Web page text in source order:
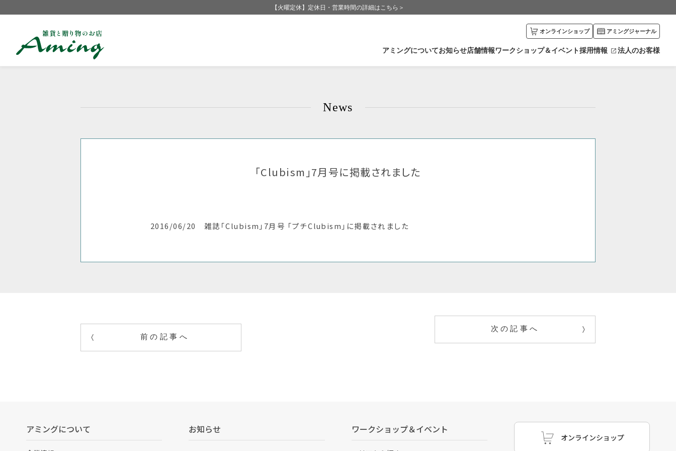
【火曜定休】定休日・営業時間の詳細はこちら＞
オンラインショップ アミングジャーナル
アミングについて
Amingの歩み
CSR-社会活動
お知らせ店舗情報
福井県 新潟県
群馬県 愛知県
ワークショップ＆イベント
カリキュラムから探す
採用情報 法人のお客様
News
「Clubism」7月号に掲載されました
2016/06/20 雑誌「Clubism」7月号 「プチClubism」に掲載されました
前の記事へ
次の記事へ
アミングについて お知らせ ワークショップ＆イベント
オンラインショップ